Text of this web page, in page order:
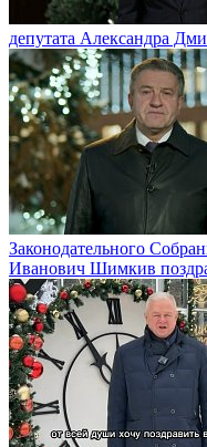
депутата Александра
Законодательного
Иванович Шимкив